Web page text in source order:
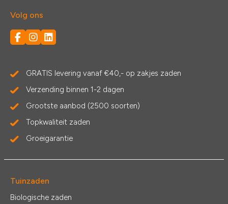
Volg ons
GRATIS levering vanaf €40,- op zakjes zaden
Verzending binnen 1-2 dagen
Grootste aanbod (2500 soorten)
Topkwaliteit zaden
Groeigarantie
Tuinzaden
Biologische zaden